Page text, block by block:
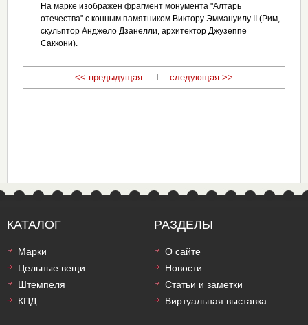
На марке изображен фрагмент монумента "Алтарь
отечества" с конным памятником Виктору Эммануилу II (Рим,
скульптор Анджело Дзанелли, архитектор Джузеппе
Саккони).
<< предыдущая следующая >>
КАТАЛОГ
Марки
Цельные вещи
Штемпеля
КПД
РАЗДЕЛЫ
О сайте
Новости
Статьи и заметки
Виртуальная выставка